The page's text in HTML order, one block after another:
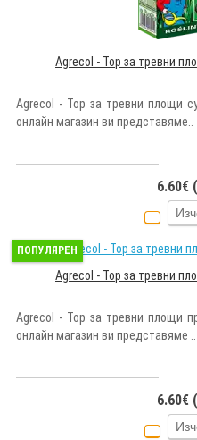
Agrecol - Тор за тревни
Agrecol - Тор за тревни площи
онлайн магазин ви представяме..
6.60€
ПОПУЛЯРЕН
Agrecol - Тор за тревни
Agrecol - Тор за тревни площи
онлайн магазин ви представяме ..
6.60€